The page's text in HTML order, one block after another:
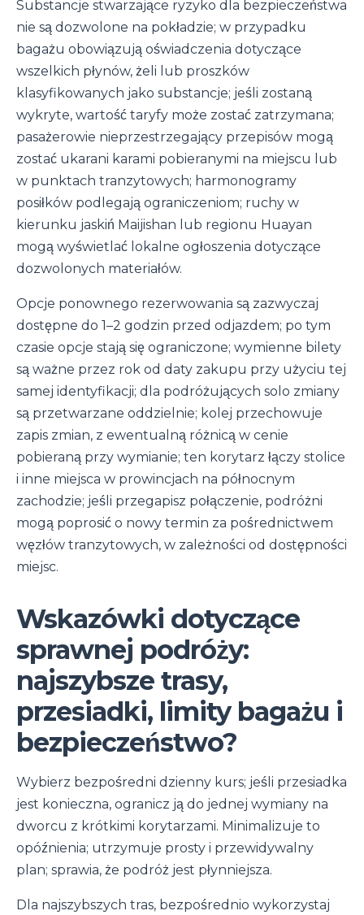
Substancje stwarzające ryzyko dla bezpieczeństwa
nie są dozwolone na pokładzie; w przypadku
bagażu obowiązują oświadczenia dotyczące
wszelkich płynów, żeli lub proszków
klasyfikowanych jako substancje; jeśli zostaną
wykryte, wartość taryfy może zostać zatrzymana;
pasażerowie nieprzestrzegający przepisów mogą
zostać ukarani karami pobieranymi na miejscu lub
w punktach tranzytowych; harmonogramy
posiłków podlegają ograniczeniom; ruchy w
kierunku jaskiń Maijishan lub regionu Huayan
mogą wyświetlać lokalne ogłoszenia dotyczące
dozwolonych materiałów.
Opcje ponownego rezerwowania są zazwyczaj
dostępne do 1–2 godzin przed odjazdem; po tym
czasie opcje stają się ograniczone; wymienne bilety
są ważne przez rok od daty zakupu przy użyciu tej
samej identyfikacji; dla podróżujących solo zmiany
są przetwarzane oddzielnie; kolej przechowuje
zapis zmian, z ewentualną różnicą w cenie
pobieraną przy wymianie; ten korytarz łączy stolice
i inne miejsca w prowincjach na północnym
zachodzie; jeśli przegapisz połączenie, podróżni
mogą poprosić o nowy termin za pośrednictwem
węzłów tranzytowych, w zależności od dostępności
miejsc.
Wskazówki dotyczące
sprawnej podróży:
najszybsze trasy,
przesiadki, limity bagażu i
bezpieczeństwo?
Wybierz bezpośredni dzienny kurs; jeśli przesiadka
jest konieczna, ogranicz ją do jednej wymiany na
dworcu z krótkimi korytarzami. Minimalizuje to
opóźnienia; utrzymuje prosty i przewidywalny
plan; sprawia, że podróż jest płynniejsza.
Dla najszybszych tras, bezpośrednio wykorzystaj